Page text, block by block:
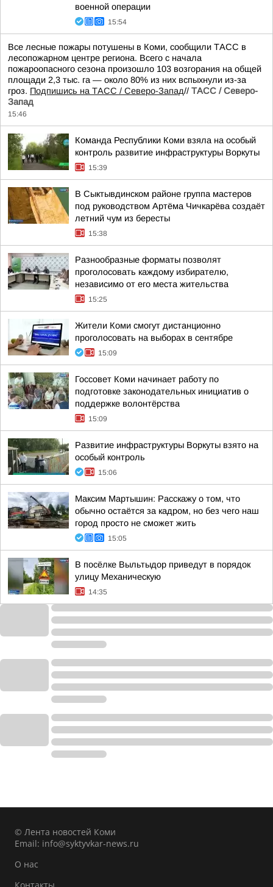
военной операции
15:54
Все лесные пожары потушены в Коми, сообщили ТАСС в
лесопожарном центре региона. Всего с начала
пожароопасного сезона произошло 103 возгорания на общей
площади 2,3 тыс. га — около 80% из них вспыхнули из-за
гроз. Подпишись на ТАСС / Северо-Запад// ТАСС / Северо-
Запад
15:46
Команда Республики Коми взяла на особый
контроль развитие инфраструктуры Воркуты
15:39
В Сыктывдинском районе группа мастеров
под руководством Артёма Чичкарёва создаёт
летний чум из бересты
15:38
Разнообразные форматы позволят
проголосовать каждому избирателю,
независимо от его места жительства
15:25
Жители Коми смогут дистанционно
проголосовать на выборах в сентябре
15:09
Госсовет Коми начинает работу по
подготовке законодательных инициатив о
поддержке волонтёрства
15:09
Развитие инфраструктуры Воркуты взято на
особый контроль
15:06
Максим Мартышин: Расскажу о том, что
обычно остаётся за кадром, но без чего наш
город просто не сможет жить
15:05
В посёлке Выльтыдор приведут в порядок
улицу Механическую
14:35
© Лента новостей Коми
Email: info@syktyvkar-news.ru
О нас